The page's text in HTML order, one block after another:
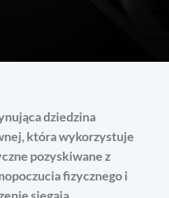
dziedzina
która wykorzystuje
pozyskiwane z
fizycznego i